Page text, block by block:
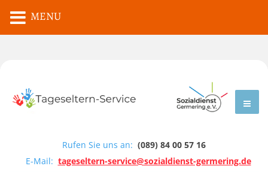
Rufen Sie uns an: (089) 84 00 57 16
E-Mail: tageseltern-service@sozialdienst-germering.de
MENU